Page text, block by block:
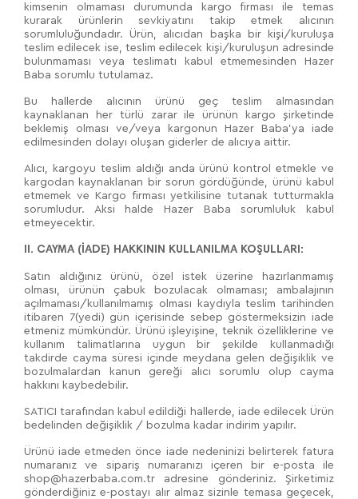
kimsenin olmaması durumunda kargo firması ile temas
kurarak ürünlerin sevkiyatını takip etmek alıcının
sorumluluğundadır. Ürün, alıcıdan başka bir kişi/kuruluşa
teslim edilecek ise, teslim edilecek kişi/kuruluşun adresinde
bulunmaması veya teslimatı kabul etmemesinden Hazer
Baba sorumlu tutulamaz.
Bu hallerde alıcının ürünü geç teslim almasından
kaynaklanan her türlü zarar ile ürünün kargo şirketinde
beklemiş olması ve/veya kargonun Hazer Baba’ya iade
edilmesinden dolayı oluşan giderler de alıcıya aittir.
Alıcı, kargoyu teslim aldığı anda ürünü kontrol etmekle ve
kargodan kaynaklanan bir sorun gördüğünde, ürünü kabul
etmemek ve Kargo firması yetkilisine tutanak tutturmakla
sorumludur. Aksi halde Hazer Baba sorumluluk kabul
etmeyecektir.
II. CAYMA (İADE) HAKKININ KULLANILMA KOŞULLARI:
Satın aldığınız ürünü, özel istek üzerine hazırlanmamış
olması, ürünün çabuk bozulacak olmaması; ambalajının
açılmaması/kullanılmamış olması kaydıyla teslim tarihinden
itibaren 7(yedi) gün içerisinde sebep göstermeksizin iade
etmeniz mümkündür. Ürünü işleyişine, teknik özelliklerine ve
kullanım talimatlarına uygun bir şekilde kullanmadığı
takdirde cayma süresi içinde meydana gelen değişiklik ve
bozulmalardan kanun gereği alıcı sorumlu olup cayma
hakkını kaybedebilir.
SATICI tarafından kabul edildiği hallerde, iade edilecek Ürün
bedelinden değişiklik / bozulma kadar indirim yapılır.
Ürünü iade etmeden önce iade nedeninizi belirterek fatura
numaranız ve sipariş numaranızı içeren bir e-posta ile
shop@hazerbaba.com.tr adresine gönderiniz. Şirketimiz
gönderdiğiniz e-postayı alır almaz sizinle temasa geçecek,